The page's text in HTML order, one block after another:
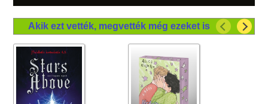
Akik ezt vették, megvették még ezeket is